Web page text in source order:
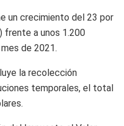
un crecimiento del 23 por
frente a unos 1.200
de 2021.
la recolección
temporales, el total